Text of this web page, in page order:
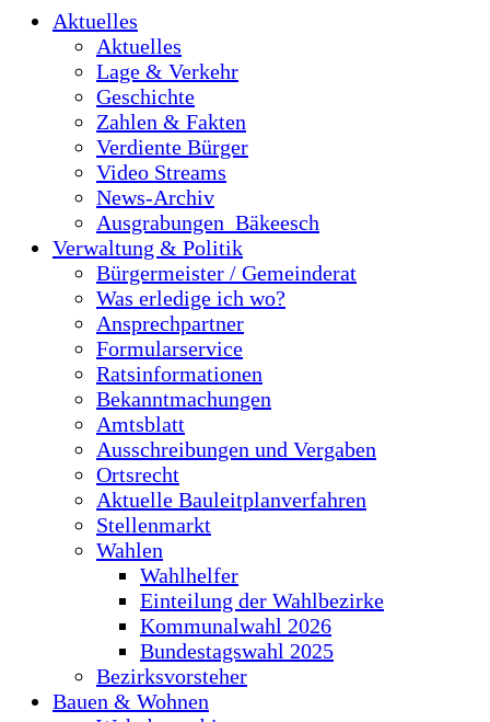
Aktuelles
Aktuelles
Lage & Verkehr
Geschichte
Zahlen & Fakten
Verdiente Bürger
Video Streams
News-Archiv
Ausgrabungen_Bäkeesch
Verwaltung & Politik
Bürgermeister / Gemeinderat
Was erledige ich wo?
Ansprechpartner
Formularservice
Ratsinformationen
Bekanntmachungen
Amtsblatt
Ausschreibungen und Vergaben
Ortsrecht
Aktuelle Bauleitplanverfahren
Stellenmarkt
Wahlen
Wahlhelfer
Einteilung der Wahlbezirke
Kommunalwahl 2026
Bundestagswahl 2025
Bezirksvorsteher
Bauen & Wohnen